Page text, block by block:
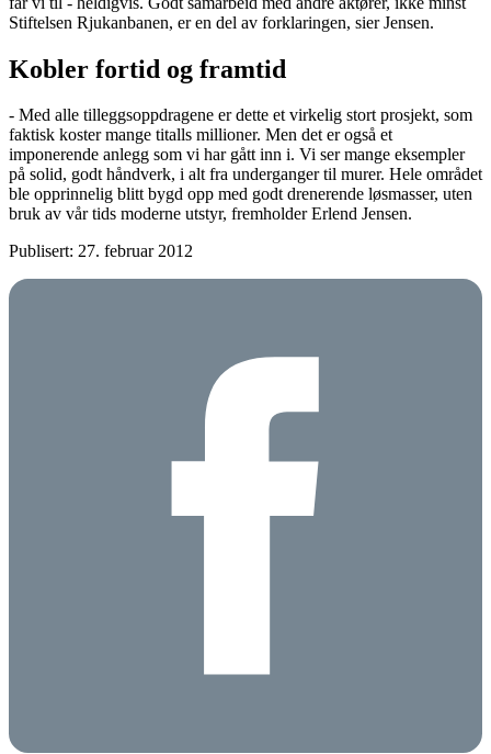
Stiftelsen Rjukanbanen, er en del av forklaringen, sier Jensen.
Kobler fortid og framtid
- Med alle tilleggsoppdragene er dette et virkelig stort prosjekt, som
faktisk koster mange titalls millioner. Men det er også et
imponerende anlegg som vi har gått inn i. Vi ser mange eksempler
på solid, godt håndverk, i alt fra underganger til murer. Hele området
ble opprinnelig blitt bygd opp med godt drenerende løsmasser, uten
bruk av vår tids moderne utstyr, fremholder Erlend Jensen.
Publisert: 27. februar 2012